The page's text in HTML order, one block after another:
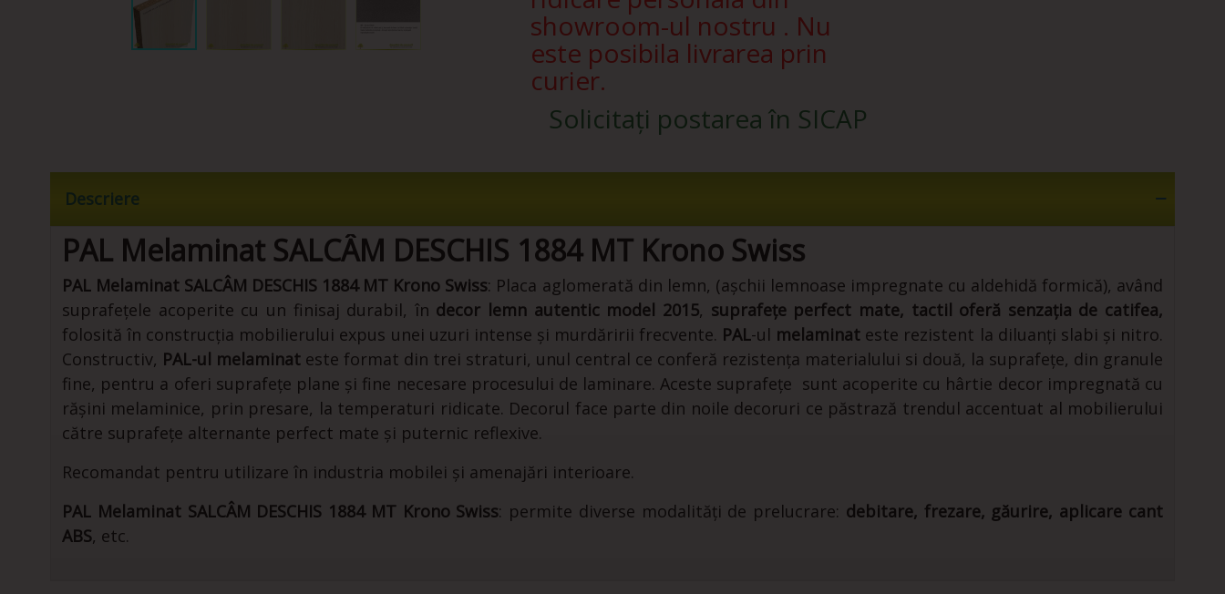
showroom-ul nostru . Nu
este posibila livrarea prin
curier.
Solicitați postarea în SICAP
Descriere
PAL Melaminat SALCÂM DESCHIS 1884 MT Krono Swiss
PAL Melaminat SALCÂM DESCHIS 1884 MT Krono Swiss: Placa aglomerată din lemn, (așchii lemnoase impregnate cu aldehidă formică), având
suprafețele acoperite cu un finisaj durabil, în decor lemn autentic model 2015, suprafețe perfect mate, tactil oferă senzația de catifea,
folosită în construcția mobilierului expus unei uzuri intense și murdăririi frecvente. PAL-ul melaminat este rezistent la diluanți slabi și nitro.
Constructiv, PAL-ul melaminat este format din trei straturi, unul central ce conferă rezistența materialului si două, la suprafețe, din granule
fine, pentru a oferi suprafețe plane și fine necesare procesului de laminare. Aceste suprafețe sunt acoperite cu hârtie decor impregnată cu
rășini melaminice, prin presare, la temperaturi ridicate. Decorul face parte din noile decoruri ce păstrază trendul accentuat al mobilierului
către suprafețe alternante perfect mate și puternic reflexive.
Recomandat pentru utilizare în industria mobilei și amenajări interioare.
PAL Melaminat SALCÂM DESCHIS 1884 MT Krono Swiss: permite diverse modalități de prelucrare: debitare, frezare, găurire, aplicare cant
ABS, etc.